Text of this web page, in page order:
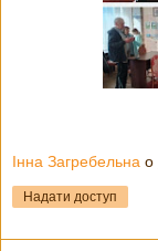
Інна Загребельна о
Надати доступ